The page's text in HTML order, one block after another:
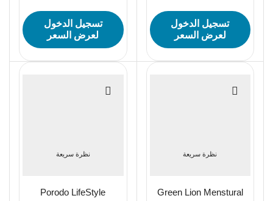
تسجيل الدخول
لعرض السعر
تسجيل الدخول
لعرض السعر
نظرة سريعة
Green Lion Menstural
نظرة سريعة
Porodo LifeStyle